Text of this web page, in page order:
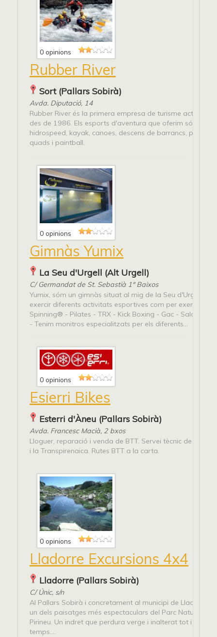
0 opinions
Rubber River
Sort (Pallars Sobirà)
Avda. Diputació, 14
Rubber River és la primera empresa de turisme actiu a
des de 1986. Els esports d'aventura que oferim són:
hidrospeed, kayak, canoes, descens de barrancs, ponting,
quads i paintball.
0 opinions
Gimnàs Yumix
La Seu d'Urgell (Alt Urgell)
C/ Germandat de St. Sebastià 1º Baixos
Yumix, sóm un gimnàs situat al mig de la Seu d'Urgell on
exercir diferents activitats esportives com per exemple: -
Spinning® - Pilates - TRX - Kick Boxing - Gac - Sala de
- Tenim monitros especialitzats per els diferents...
0 opinions
Esierri Bikes
Esterri d'Àneu (Pallars Sobirà)
Avda. Francesc Macià, 2 bxos
Lloguer, reparació i venda de BTT. Servei tècnic de la
i la Transpirenaica. Rutes BTT a la carta.
0 opinions
Lladorre Excursions 4x4
Lladorre (Pallars Sobirà)
C/ Únic, s/n
Al Pallars Sobirà i concretament al municipi de Lladorre,
un dels paisatges més espectaculars del Parc Natural de
Pirineu. Un indret que perdura verge i inalterat tot i el pas
temps....